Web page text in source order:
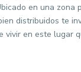
en una zona
distribuidos te
vivir en este lugar